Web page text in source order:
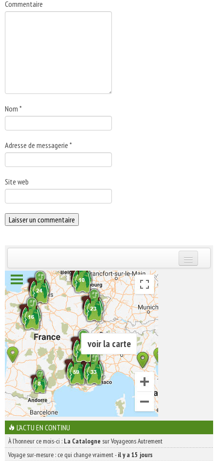
Commentaire
Nom *
Adresse de messagerie *
Site web
INSCRIVEZ-VOUS | ABONNEZ-VOUS
voir la carte
L'ACTU EN CONTINU
À l'honneur ce mois-ci : La Catalogne sur Voyageons Autrement
Voyage sur-mesure : ce qui change vraiment-il y a 15 jours